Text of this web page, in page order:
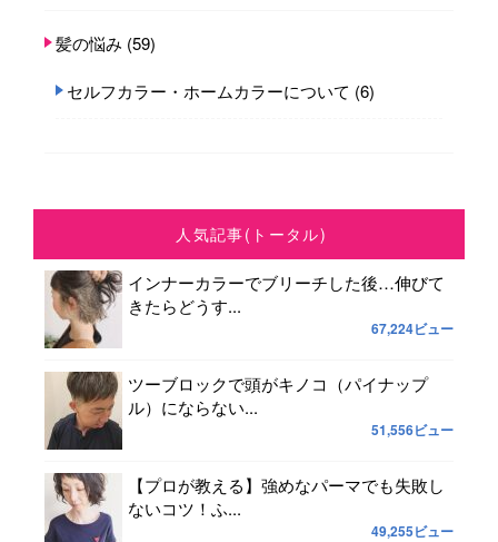
髪の悩み (59)
セルフカラー・ホームカラーについて (6)
人気記事(トータル)
インナーカラーでブリーチした後…伸びて
きたらどうす...
67,224ビュー
ツーブロックで頭がキノコ（パイナップ
ル）にならない...
51,556ビュー
【プロが教える】強めなパーマでも失敗し
ないコツ！ふ...
49,255ビュー